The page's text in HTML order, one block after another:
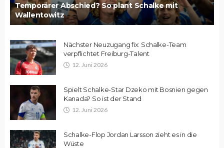
Temporärer Abschied? So plant Schalke mit
Wallentowitz
Nächster Neuzugang fix: Schalke-Team
verpflichtet Freiburg-Talent
12. Juni 2026
Spielt Schalke-Star Dzeko mit Bosnien gegen
Kanada? So ist der Stand
12. Juni 2026
Schalke-Flop Jordan Larsson zieht es in die
Wüste